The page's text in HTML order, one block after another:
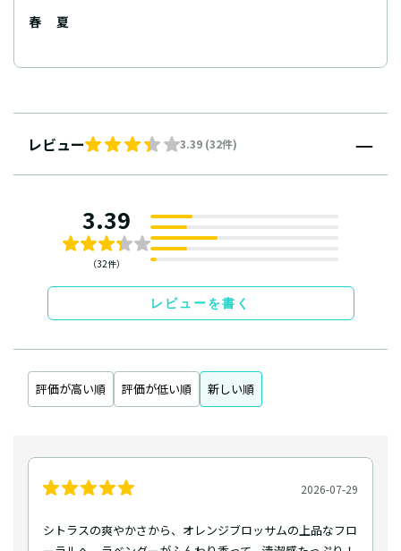
春 夏
レビュー 3.39 (32件)
3.39
（32件）
レビューを書く
評価が高い順 評価が低い順 新しい順
2026-07-29
シトラスの爽やかさから、オレンジブロッサムの上品なフロ